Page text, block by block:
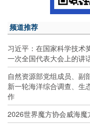
频道推荐
习近平：在国家科学技术
一次全国代表大会上的讲
自然资源部党组成员、副
新一轮海洋综合调查、生
作
2026世界魔方协会威海